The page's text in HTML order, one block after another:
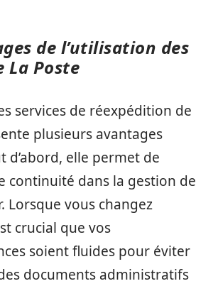
de l’utilisation des
La Poste
services de réexpédition de
plusieurs avantages
d’abord, elle permet de
continuité dans la gestion de
Lorsque vous changez
crucial que vos
soient fluides pour éviter
documents administratifs